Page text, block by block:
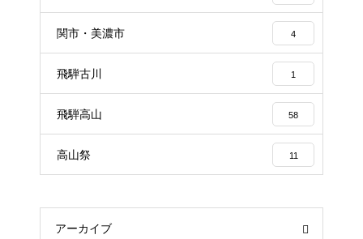
関市・美濃市 4
飛騨古川 1
飛騨高山 58
高山祭 11
アーカイブ